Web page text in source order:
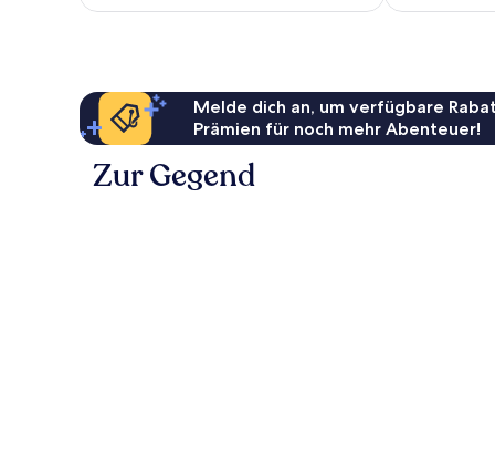
Melde dich an, um verfügbare
Prämien für noch mehr Abenteuer!
Zur Gegend